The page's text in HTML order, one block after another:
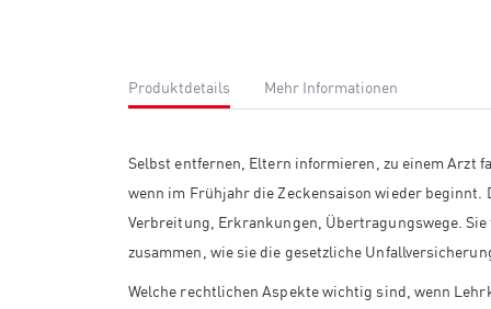
Produktdetails
Selbst entfernen, Eltern informieren, zu einem Arzt
wenn im Frühjahr die Zeckensaison wieder
Verbreitung, Erkrankungen, Übertragungswege.
zusammen, wie sie die gesetzliche
Welche rechtlichen Aspekte wichtig sind, wenn
Mehr Informationen